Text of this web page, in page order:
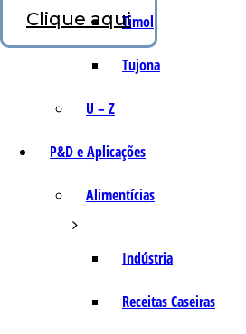
Timol
Tujona
U – Z
P&D e Aplicações
Alimentícias
Indústria
Receitas Caseiras
Clique aqui